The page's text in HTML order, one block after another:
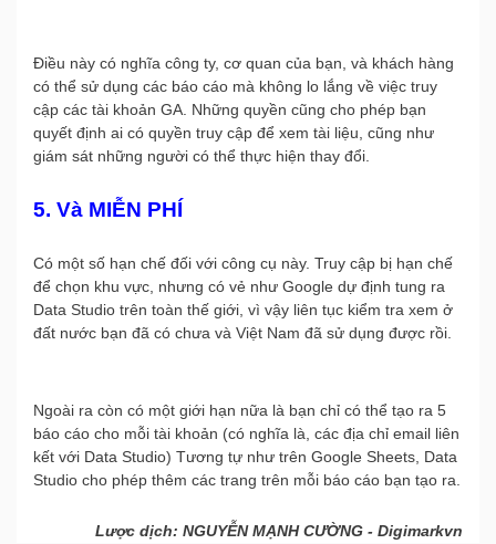
Điều này có nghĩa công ty, cơ quan của bạn, và khách hàng
có thể sử dụng các báo cáo mà không lo lắng về việc truy
cập các tài khoản GA. Những quyền cũng cho phép bạn
quyết định ai có quyền truy cập để xem tài liệu, cũng như
giám sát những người có thể thực hiện thay đổi.
5. Và MIỄN PHÍ
Có một số hạn chế đối với công cụ này. Truy cập bị hạn chế
để chọn khu vực, nhưng có vẻ như Google dự định tung ra
Data Studio trên toàn thế giới, vì vậy liên tục kiểm tra xem ở
đất nước bạn đã có chưa và Việt Nam đã sử dụng được rồi.
Ngoài ra còn có một giới hạn nữa là bạn chỉ có thể tạo ra 5
báo cáo cho mỗi tài khoản (có nghĩa là, các địa chỉ email liên
kết với Data Studio) Tương tự như trên Google Sheets, Data
Studio cho phép thêm các trang trên mỗi báo cáo bạn tạo ra.
Lược dịch: NGUYỄN MẠNH CƯỜNG - Digimarkvn